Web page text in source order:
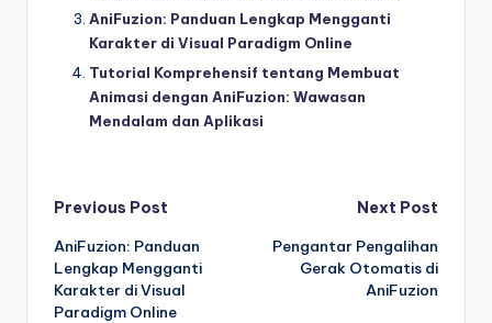
AniFuzion: Panduan Lengkap Mengganti
Karakter di Visual Paradigm Online
Tutorial Komprehensif tentang Membuat
Animasi dengan AniFuzion: Wawasan
Mendalam dan Aplikasi
Post
navigation
Previous Post
AniFuzion: Panduan
Lengkap Mengganti
Karakter di Visual
Paradigm Online
Next Post
Pengantar Pengalihan
Gerak Otomatis di
AniFuzion